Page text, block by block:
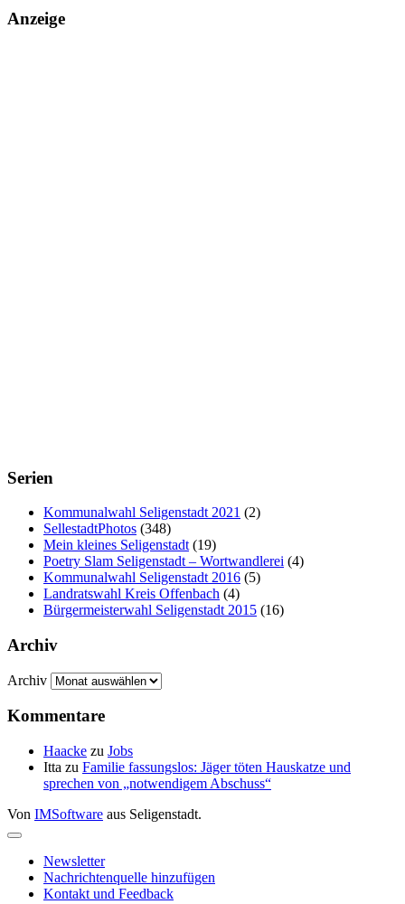
Anzeige
Serien
Kommunalwahl Seligenstadt 2021 (2)
SellestadtPhotos (348)
Mein kleines Seligenstadt (19)
Poetry Slam Seligenstadt – Wortwandlerei (4)
Kommunalwahl Seligenstadt 2016 (5)
Landratswahl Kreis Offenbach (4)
Bürgermeisterwahl Seligenstadt 2015 (16)
Archiv
Archiv
Kommentare
Haacke zu Jobs
Itta zu Familie fassungslos: Jäger töten Hauskatze und
sprechen von „notwendigem Abschuss“
Von IMSoftware aus Seligenstadt.
Newsletter
Nachrichtenquelle hinzufügen
Kontakt und Feedback